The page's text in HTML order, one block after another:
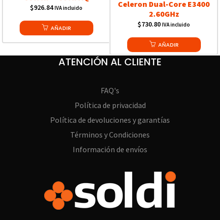
$926.84 IVA incluido
AÑADIR
Celeron Dual-Core E3400
2.60GHz
$730.80 IVA incluido
AÑADIR
ATENCIÓN AL CLIENTE
FAQ's
Política de privacidad
Política de devoluciones y garantías
Términos y Condiciones
Información de envíos